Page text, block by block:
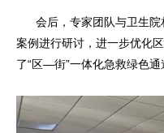
会后，专家团队与卫生院
案例进行研讨，进一步优化
了“区—街”一体化急救绿色通